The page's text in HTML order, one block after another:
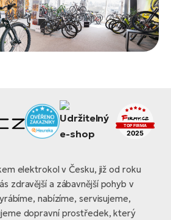
elektrokol v Česku, již od roku
zdravější a zábavnější pohyb v
nabízíme, servisujeme,
dopravní prostředek, který